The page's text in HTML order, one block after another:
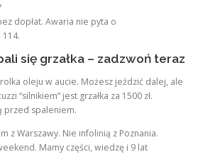
dopłat. Awaria nie pyta o
się grzałka – zadzwoń teraz
oleju w aucie. Możesz jeździć dalej, ale
“silnikiem” jest grzałka za 1500 zł.
przed spaleniem.
z Warszawy. Nie infolinią z Poznania.
Mamy części, wiedzę i 9 lat